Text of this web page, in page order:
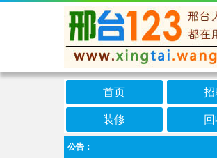
首页
装修
公告：